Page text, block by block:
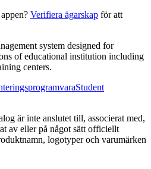
Verifiera ägarskap för att
system designed for
of educational institution including
centers.
Student
är inte anslutet till, associerat med,
av eller på något sätt officiellt
logotyper och varumärken